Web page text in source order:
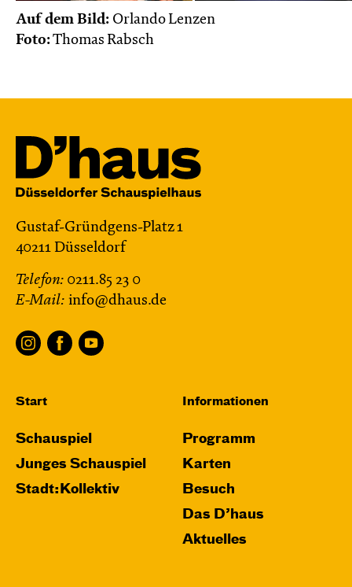
Auf dem Bild: Orlando Lenzen
Foto:Thomas Rabsch
Gustaf-Gründgens-Platz 1
40211 Düsseldorf
Telefon: 0211.85 23 0
E-Mail: info@dhaus.de
Start
Schauspiel
Junges Schauspiel
Stadt:Kollektiv
Informationen
Programm
Karten
Besuch
Das D’haus
Aktuelles